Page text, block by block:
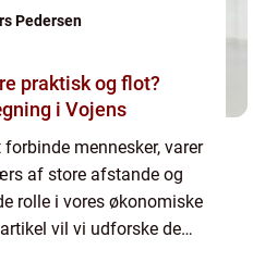
Pedersen
praktisk og flot?
i Vojens
mennesker, varer
af store afstande og
rolle i vores økonomiske
vil vi udforske de